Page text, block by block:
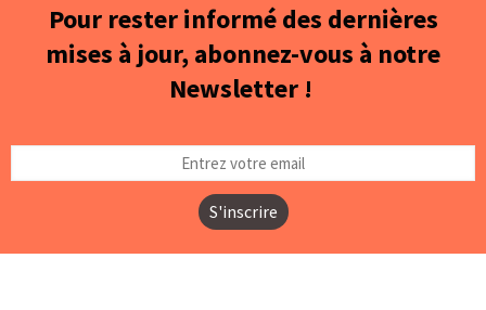
Pour rester informé des dernières
mises à jour, abonnez-vous à notre
Newsletter !